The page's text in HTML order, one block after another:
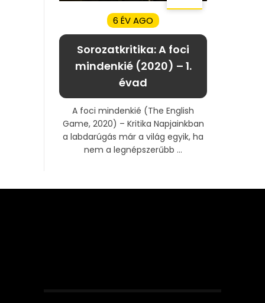
6 ÉV AGO
Sorozatkritika: A foci
mindenkié (2020) – 1.
évad
A foci mindenkié (The English
Game, 2020) – Kritika Napjainkban
a labdarúgás már a világ egyik, ha
nem a legnépszerűbb ...